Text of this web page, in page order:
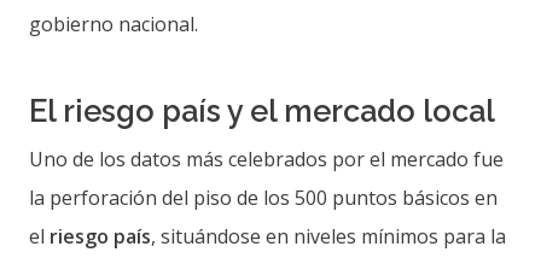
gobierno nacional.
El riesgo país y el mercado local
Uno de los datos más celebrados por el mercado fue
la perforación del piso de los 500 puntos básicos en
el riesgo país, situándose en niveles mínimos para la